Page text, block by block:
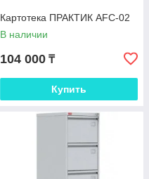
Картотека ПРАКТИК AFC-02
В наличии
104 000 ₸
Купить